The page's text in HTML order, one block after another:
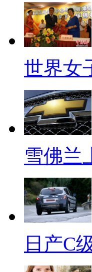
世界女
雪佛兰
日产C